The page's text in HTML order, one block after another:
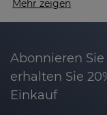
wirken und
Hautalterung
In den
Mehr zeigen
Abonnieren
erhalten Sie
Einkauf